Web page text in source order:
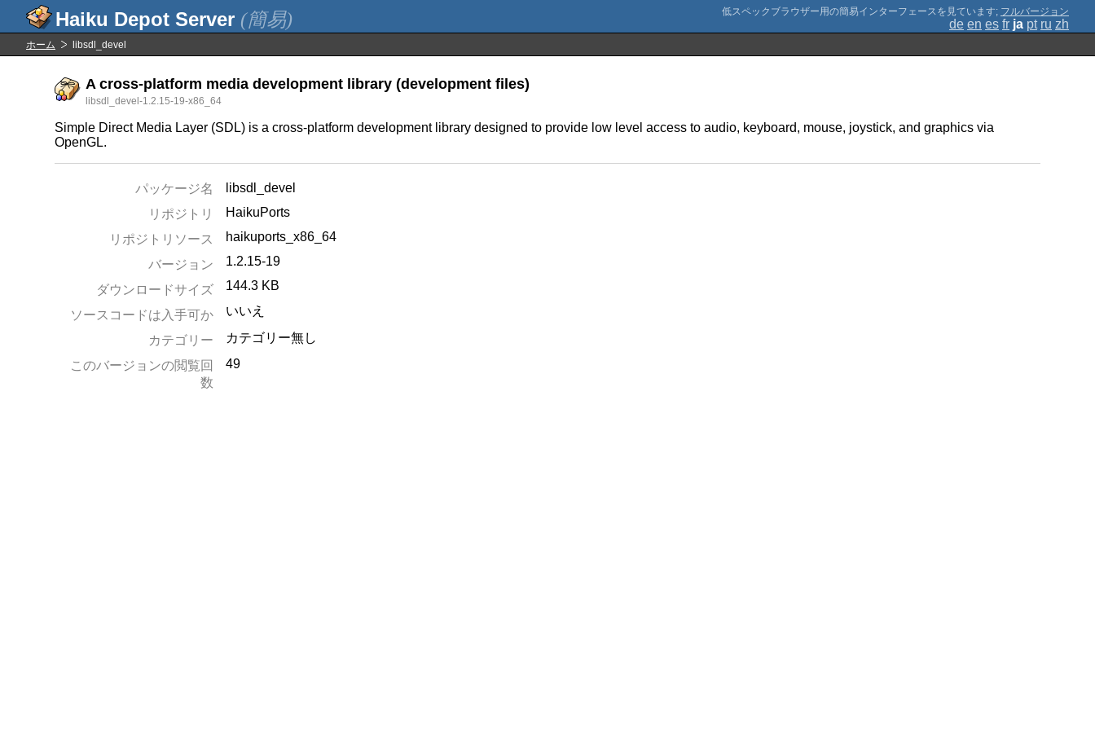
(簡易) ; フルバージョン
de en es fr ja pt ru zh
ホーム libsdl_devel
A cross-platform media development library (development files)
libsdl_devel-1.2.15-19-x86_64
Simple Direct Media Layer (SDL) is a cross-platform development library designed to provide low level access to audio, keyboard, mouse, joystick, and graphics via
OpenGL.
パッケージ名
libsdl_devel
リポジトリ
HaikuPorts
リポジトリソース
haikuports_x86_64
バージョン
1.2.15-19
ダウンロードサイズ 144.3 KB
ソースコードは入手可か いいえ
カテゴリー
カテゴリー無し
このバージョンの閲覧回
数
49